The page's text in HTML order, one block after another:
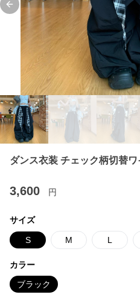
Previous slide
ダンス衣装 チェック柄切替
3,600 円
サイズ
S M L
カラー
ブラック